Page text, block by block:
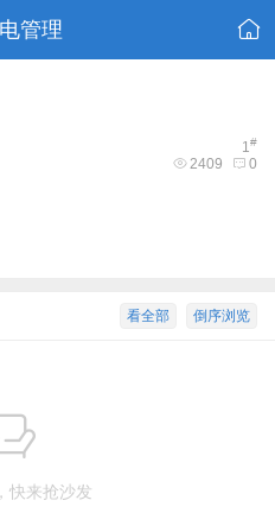
管理
1#
2409 0
倒序浏览
看全部
快来抢沙发